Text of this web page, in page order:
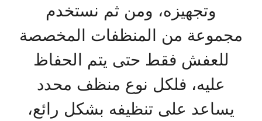
وتجهيزه، ومن ثم نستخدم
مجموعة من المنظفات المخصصة
للعفش فقط حتى يتم الحفاظ
عليه، فلكل نوع منظف محدد
يساعد على تنظيفه بشكل رائع،